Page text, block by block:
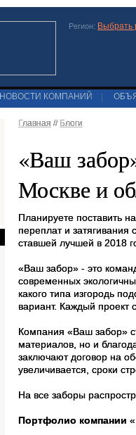
Регион: Выбрать
НОВОСТИ КОМПАНИЙ
Главная // Блоги
«Ваш
Москве и
Планируете поставить
переплат и
ставшей лучшей в 2018
«Ваш забор» - это
современных
какого типа изгородь
вариант. Каждый проект
Компания «Ваш забор»
материалов, но и
заключают договор на
увеличивается, сроки
На все заборы
Портфолио компании